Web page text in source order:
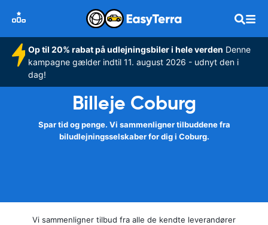
Op til 20% rabat på udlejningsbiler i hele verden Denne
kampagne gælder indtil 11. august 2026 - udnyt den i
dag!
Billeje Coburg
Spar tid og penge. Vi sammenligner tilbuddene fra
biludlejningsselskaber for dig i Coburg.
Vi sammenligner tilbud fra alle de kendte leverandører